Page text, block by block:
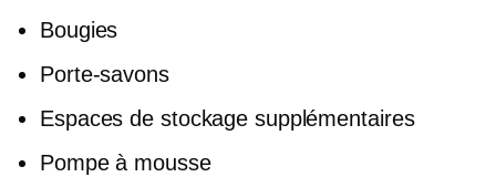
Bougies
Porte-savons
Espaces de stockage supplémentaires
Pompe à mousse